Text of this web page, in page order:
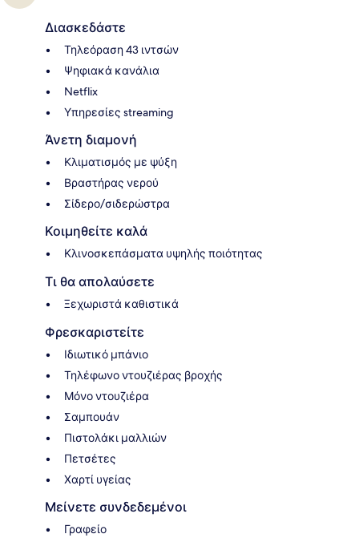
Διασκεδάστε
Τηλεόραση 43 ιντσών
Ψηφιακά κανάλια
Netflix
Υπηρεσίες streaming
Άνετη διαμονή
Κλιματισμός με ψύξη
Βραστήρας νερού
Σίδερο/σιδερώστρα
Κοιμηθείτε καλά
Κλινοσκεπάσματα υψηλής ποιότητας
Τι θα απολαύσετε
Ξεχωριστά καθιστικά
Φρεσκαριστείτε
Ιδιωτικό μπάνιο
Τηλέφωνο ντουζιέρας βροχής
Μόνο ντουζιέρα
Σαμπουάν
Πιστολάκι μαλλιών
Πετσέτες
Χαρτί υγείας
Μείνετε συνδεδεμένοι
Γραφείο